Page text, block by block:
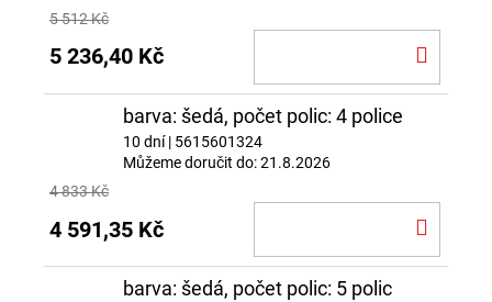
5 512 Kč
5 236,40 Kč
barva: šedá, počet polic: 4 police
10 dní| 5615601324
Můžeme doručit do:21.8.2026
4 833 Kč
4 591,35 Kč
barva: šedá, počet polic: 5 polic